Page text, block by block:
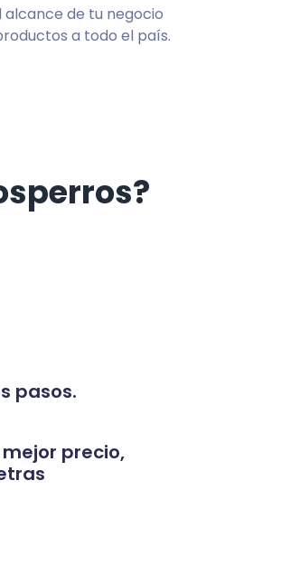
alcance de tu negocio
a todo el país.
pasos.
precio,